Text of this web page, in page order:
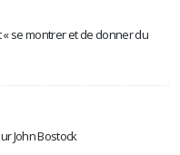
« se montrer et de donner du
John Bostock